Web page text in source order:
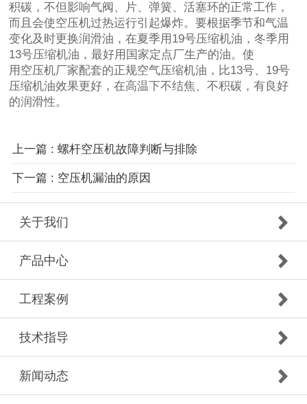
积碳，不但影响气阀、片、弹簧、活塞环的正常工作，
而且会使空压机过热运行引起爆炸。要根据季节和气温
变化及时更换润滑油，在夏季用19号压缩机油，冬季用
13号压缩机油，最好用国家定点厂生产的油。使
用空压机厂家配套的正规空气压缩机油，比13号、19号
压缩机油效果更好，在高温下不结焦、不积碳，有良好
的润滑性。
上一篇 : 螺杆空压机故障判断与排除
下一篇 : 空压机漏油的原因
关于我们
产品中心
工程案例
技术指导
新闻动态